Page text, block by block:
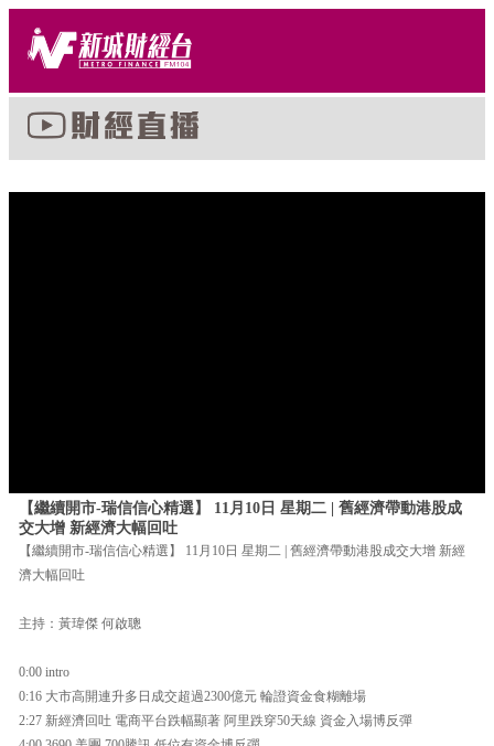
【繼續開市-瑞信信心精選】 11月10日 星期二 | 舊經濟帶動港股成
交大增 新經濟大幅回吐
【繼續開市-瑞信信心精選】 11月10日 星期二 | 舊經濟帶動港股成交大增 新經
濟大幅回吐
主持：黃瑋傑 何啟聰
0:00 intro
0:16 大市高開連升多日成交超過2300億元 輪證資金食糊離場
2:27 新經濟回吐 電商平台跌幅顯著 阿里跌穿50天線 資金入場博反彈